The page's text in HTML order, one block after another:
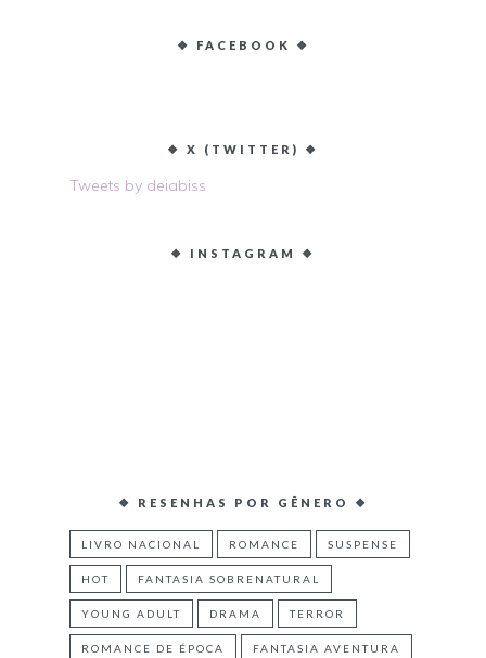
❖ FACEBOOK ❖
❖ X (TWITTER) ❖
Tweets by deiabiss
❖ INSTAGRAM ❖
❖ RESENHAS POR GÊNERO ❖
LIVRO NACIONAL ROMANCE SUSPENSE
HOT FANTASIA SOBRENATURAL
YOUNG ADULT DRAMA TERROR
ROMANCE DE ÉPOCA FANTASIA AVENTURA